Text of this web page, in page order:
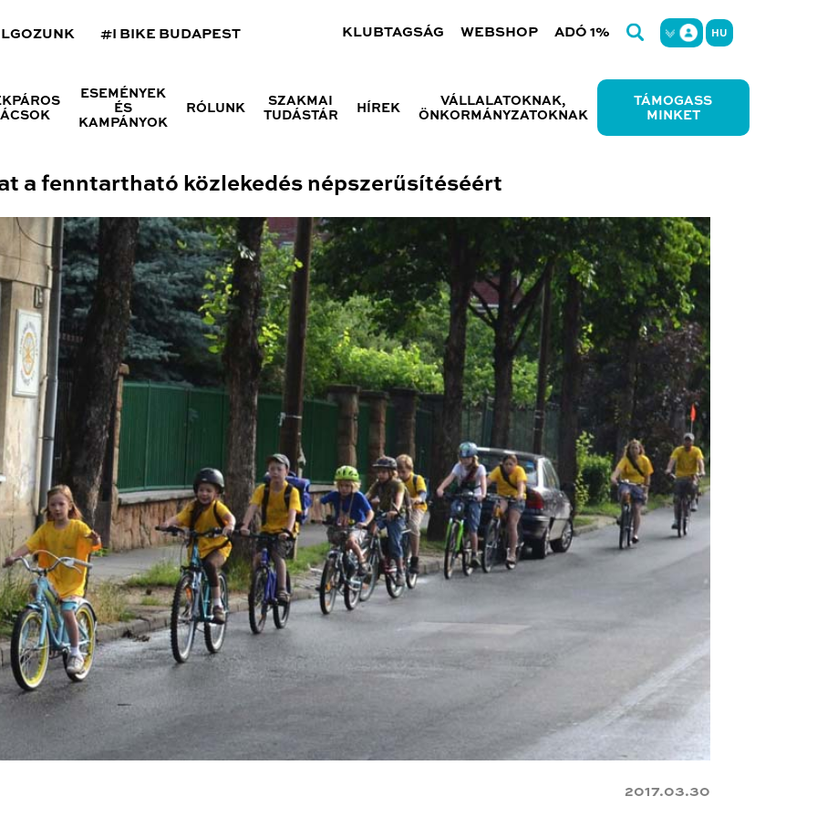
#I BIKE BUDAPEST KLUBTAGSÁG WEBSHOP ADÓ 1% HU
ESEMÉNYEK
ÉS
KAMPÁNYOK
RÓLUNK
SZAKMAI
TUDÁSTÁR
HÍREK
VÁLLALATOKNAK,
ÖNKORMÁNYZATOKNAK
TÁMOGASS
MINKET
a fenntartható közlekedés népszerűsítéséért
2017.03.30